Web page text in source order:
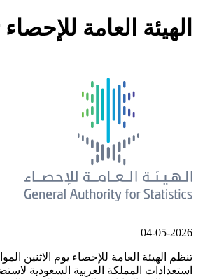
الهيئة العامة
04-05-2026